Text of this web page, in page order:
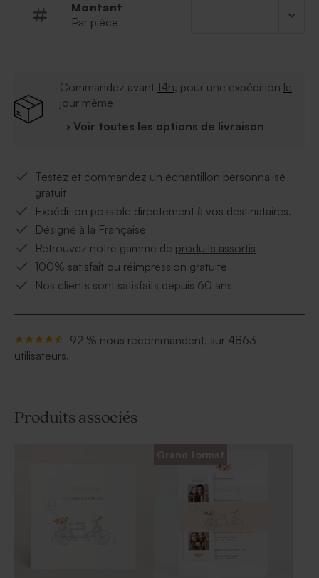
Montant
Par pièce
Commandez avant 14h, pour une expédition le
jour même
› Voir toutes les options de livraison
Testez et commandez un échantillon personnalisé
gratuit
Expédition possible directement à vos destinataires.
Désigné à la Française
Retrouvez notre gamme de produits assortis
100% satisfait ou réimpression gratuite
Nos clients sont satisfaits depuis 60 ans
92 % nous recommandent, sur 4863
utilisateurs.
Produits associés
Grand format